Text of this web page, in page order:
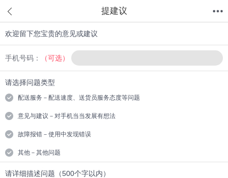
提建议
欢迎留下您宝贵的意见或建议
手机号码： （可选）
请选择问题类型
配送服务－配送速度、送货员服务态度等问题
意见与建议－对手机当当发展有想法
故障报错－使用中发现错误
其他－其他问题
请详细描述问题（500个字以内）